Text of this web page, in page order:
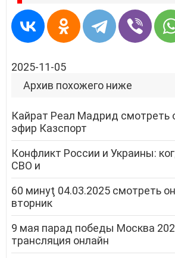
2025-11-05
Архив похожего ниже
Кайрат Реал Мадрид смотреть
эфир Казспорт
Конфликт России и Украины:
СВО и
60 минуţ 04.03.2025 смотреть
вторник
9 мая парад победы Москва
трансляция онлайн